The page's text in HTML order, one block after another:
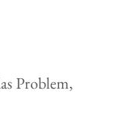
Problem,